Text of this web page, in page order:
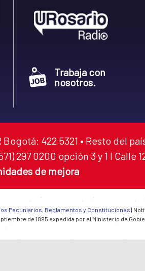
Trabaja con
nosotros.
422 5321 • Resto del
297 0200 opción 3 y 1 I Calle
de mejora
Pecuniarios, Reglamentos y Constituciones |
de 1895 expedida por el Ministerio de